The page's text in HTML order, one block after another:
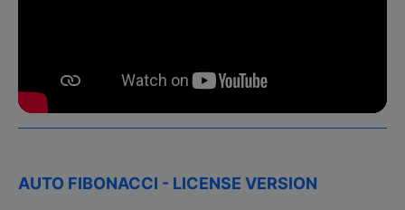
AUTO FIBONACCI - LICENSE VERSION